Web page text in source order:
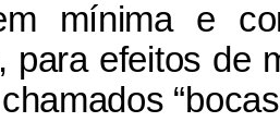
mínima e
para efeitos de